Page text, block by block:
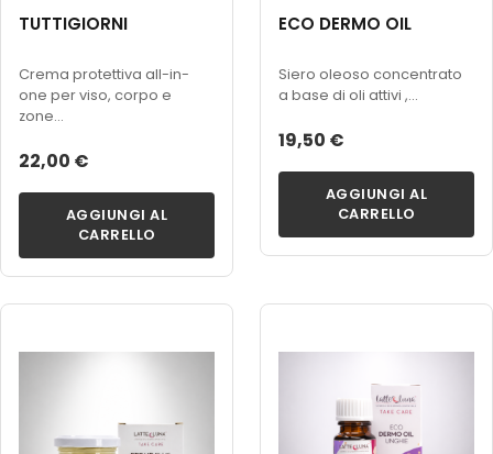
TUTTIGIORNI
Crema protettiva all-in-
one per viso, corpo e
zone...
22,00 €
AGGIUNGI AL
CARRELLO
ECO DERMO OIL
Siero oleoso concentrato
a base di oli attivi ,...
19,50 €
AGGIUNGI AL
CARRELLO